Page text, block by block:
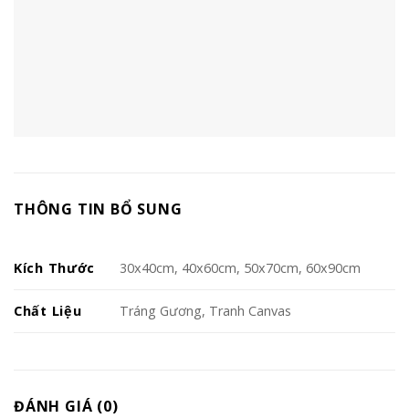
THÔNG TIN BỔ SUNG
Kích Thước 30x40cm, 40x60cm, 50x70cm, 60x90cm
Chất Liệu Tráng Gương, Tranh Canvas
ĐÁNH GIÁ (0)